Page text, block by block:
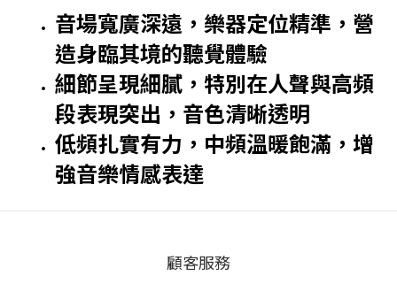
音場寬廣深遠，樂器定位精準，營
造身臨其境的聽覺體驗
細節呈現細膩，特別在人聲與高頻
段表現突出，音色清晰透明
低頻扎實有力，中頻溫暖飽滿，增
強音樂情感表達
顧客服務